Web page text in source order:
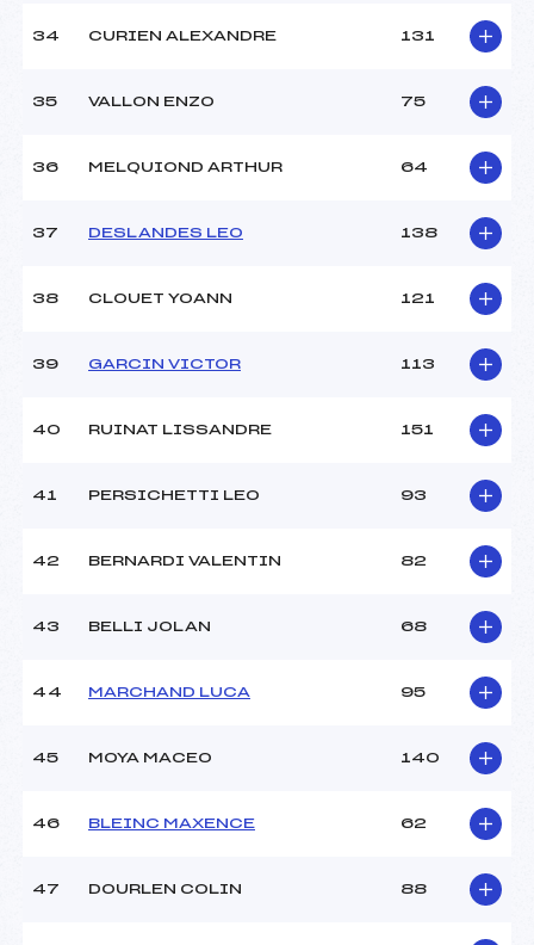
34 CURIEN ALEXANDRE 131
35 VALLON ENZO 75
36 MELQUIOND ARTHUR 64
37 DESLANDES LEO 138
38 CLOUET YOANN 121
39 GARCIN VICTOR 113
40 RUINAT LISSANDRE 151
41 PERSICHETTI LEO 93
42 BERNARDI VALENTIN 82
43 BELLI JOLAN 68
44 MARCHAND LUCA 95
45 MOYA MACEO 140
46 BLEINC MAXENCE 62
47 DOURLEN COLIN 88